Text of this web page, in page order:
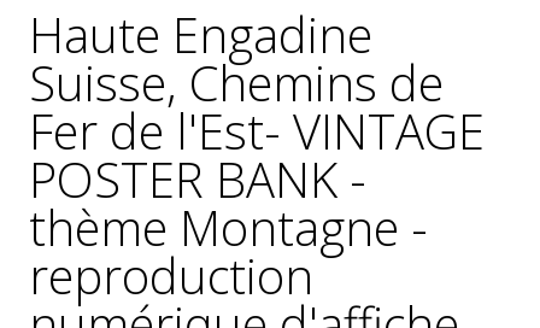
DE
L'AFFICHE
PUBLICITAIRE
FRANÇAISE
0
Haute Engadine
Suisse, Chemins de
Fer de l'Est- VINTAGE
POSTER BANK -
thème Montagne -
reproduction